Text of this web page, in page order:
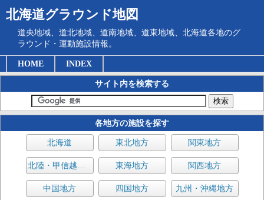
北海道グラウンド地図
道央地域、道北地域、道南地域、道東地域、北海道各地のグ
ラウンド・運動施設情報。
HOME INDEX
サイト内を検索する
各地方の施設を探す
北海道 東北地方 関東地方
北陸・甲信越地方 東海地方 関西地方
中国地方 四国地方 九州・沖縄地方